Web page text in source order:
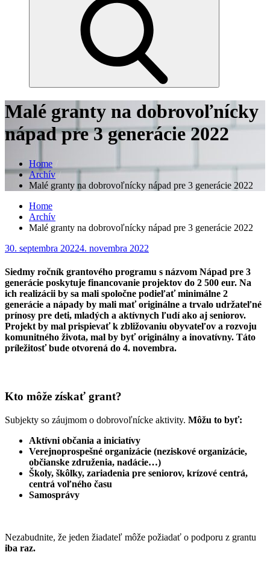
Malé granty na dobrovoľnícky
nápad pre 3 generácie 2022
Home
Archív
Malé granty na dobrovoľnícky nápad pre 3 generácie 2022
Home
Archív
Malé granty na dobrovoľnícky nápad pre 3 generácie 2022
Posted
30. septembra 20224. novembra 2022
Siedmy ročník grantového programu s názvom Nápad pre 3
generácie poskytuje financovanie projektov do 2 500 eur. Na
ich realizácii by sa mali spoločne podieľať minimálne 2
generácie a nápady by mali mať originálne a trvalo udržateľné
prínosy pre deti, mladých a aktívnych ľudí ako aj seniorov.
Projekt by mal prispievať k zbližovaniu obyvateľov a rozvoju
komunitného života, mal by byť originálny a inovatívny. Táto
príležitosť bude otvorená do 4. novembra.
Kto môže získať grant?
Subjekty so záujmom o dobrovoľnícke aktivity. Môžu to byť:
Aktívni občania a iniciatívy
Verejnoprospešné organizácie (neziskové organizácie,
občianske združenia, nadácie…)
Školy, škôlky, zariadenia pre seniorov, krízové centrá,
centrá voľného času
Samosprávy
Nezabudnite, že jeden žiadateľ môže požiadať o podporu z grantu
iba raz.